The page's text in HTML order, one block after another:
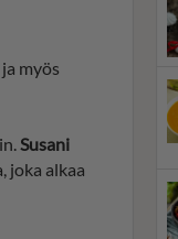
myös
Susani
joka alkaa